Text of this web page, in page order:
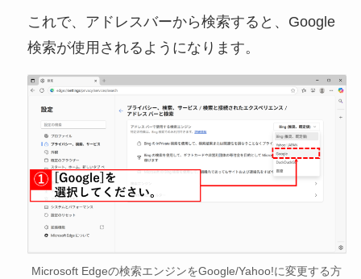
これで、アドレスバーから検索すると、Google
検索が使用されるようになります。
Microsoft Edgeの検索エンジンをGoogle/Yahoo!に変更する方